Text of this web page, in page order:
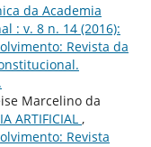
da Academia
: v. 8 n. 14 (2016):
Revista da
Marcelino da
ARTIFICIAL ,
Revista